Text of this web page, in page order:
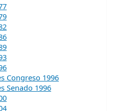
Congreso 1996
Senado 1996